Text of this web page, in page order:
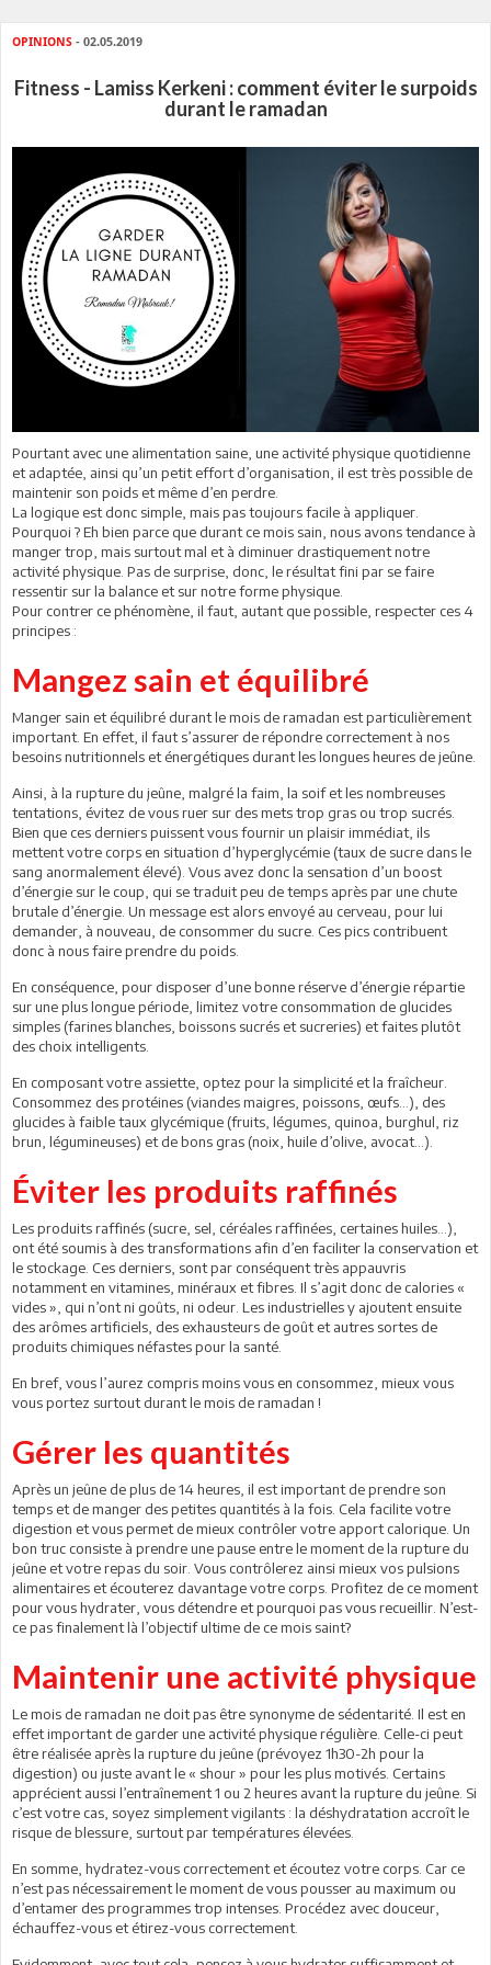
OPINIONS - 02.05.2019
Fitness - Lamiss Kerkeni : comment éviter le surpoids
durant le ramadan
Pourtant avec une alimentation saine, une activité physique quotidienne
et adaptée, ainsi qu’un petit effort d’organisation, il est très possible de
maintenir son poids et même d’en perdre.
La logique est donc simple, mais pas toujours facile à appliquer.
Pourquoi ? Eh bien parce que durant ce mois sain, nous avons tendance à
manger trop, mais surtout mal et à diminuer drastiquement notre
activité physique. Pas de surprise, donc, le résultat fini par se faire
ressentir sur la balance et sur notre forme physique.
Pour contrer ce phénomène, il faut, autant que possible, respecter ces 4
principes :
Mangez sain et équilibré
Manger sain et équilibré durant le mois de ramadan est particulièrement
important. En effet, il faut s’assurer de répondre correctement à nos
besoins nutritionnels et énergétiques durant les longues heures de jeûne.
Ainsi, à la rupture du jeûne, malgré la faim, la soif et les nombreuses
tentations, évitez de vous ruer sur des mets trop gras ou trop sucrés.
Bien que ces derniers puissent vous fournir un plaisir immédiat, ils
mettent votre corps en situation d’hyperglycémie (taux de sucre dans le
sang anormalement élevé). Vous avez donc la sensation d’un boost
d’énergie sur le coup, qui se traduit peu de temps après par une chute
brutale d’énergie. Un message est alors envoyé au cerveau, pour lui
demander, à nouveau, de consommer du sucre. Ces pics contribuent
donc à nous faire prendre du poids.
En conséquence, pour disposer d’une bonne réserve d’énergie répartie
sur une plus longue période, limitez votre consommation de glucides
simples (farines blanches, boissons sucrés et sucreries) et faites plutôt
des choix intelligents.
En composant votre assiette, optez pour la simplicité et la fraîcheur.
Consommez des protéines (viandes maigres, poissons, œufs…), des
glucides à faible taux glycémique (fruits, légumes, quinoa, burghul, riz
brun, légumineuses) et de bons gras (noix, huile d’olive, avocat...).
Éviter les produits raffinés
Les produits raffinés (sucre, sel, céréales raffinées, certaines huiles…),
ont été soumis à des transformations afin d’en faciliter la conservation et
le stockage. Ces derniers, sont par conséquent très appauvris
notamment en vitamines, minéraux et fibres. Il s’agit donc de calories «
vides », qui n’ont ni goûts, ni odeur. Les industrielles y ajoutent ensuite
des arômes artificiels, des exhausteurs de goût et autres sortes de
produits chimiques néfastes pour la santé.
En bref, vous l’aurez compris moins vous en consommez, mieux vous
vous portez surtout durant le mois de ramadan !
Gérer les quantités
Après un jeûne de plus de 14 heures, il est important de prendre son
temps et de manger des petites quantités à la fois. Cela facilite votre
digestion et vous permet de mieux contrôler votre apport calorique. Un
bon truc consiste à prendre une pause entre le moment de la rupture du
jeûne et votre repas du soir. Vous contrôlerez ainsi mieux vos pulsions
alimentaires et écouterez davantage votre corps. Profitez de ce moment
pour vous hydrater, vous détendre et pourquoi pas vous recueillir. N’est-
ce pas finalement là l’objectif ultime de ce mois saint?
Maintenir une activité physique
Le mois de ramadan ne doit pas être synonyme de sédentarité. Il est en
effet important de garder une activité physique régulière. Celle-ci peut
être réalisée après la rupture du jeûne (prévoyez 1h30-2h pour la
digestion) ou juste avant le « shour » pour les plus motivés. Certains
apprécient aussi l’entraînement 1 ou 2 heures avant la rupture du jeûne. Si
c’est votre cas, soyez simplement vigilants : la déshydratation accroît le
risque de blessure, surtout par températures élevées.
En somme, hydratez-vous correctement et écoutez votre corps. Car ce
n’est pas nécessairement le moment de vous pousser au maximum ou
d’entamer des programmes trop intenses. Procédez avec douceur,
échauffez-vous et étirez-vous correctement.